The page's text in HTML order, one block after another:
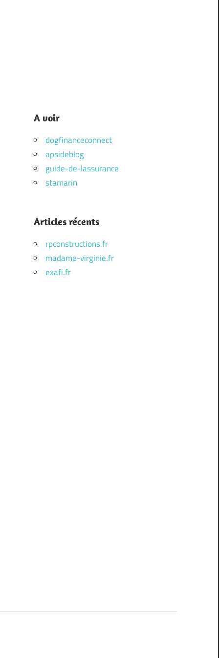
A voir
dogfinanceconnect
apsideblog
guide-de-lassurance
stamarin
Articles récents
rpconstructions.fr
madame-virginie.fr
exafi.fr